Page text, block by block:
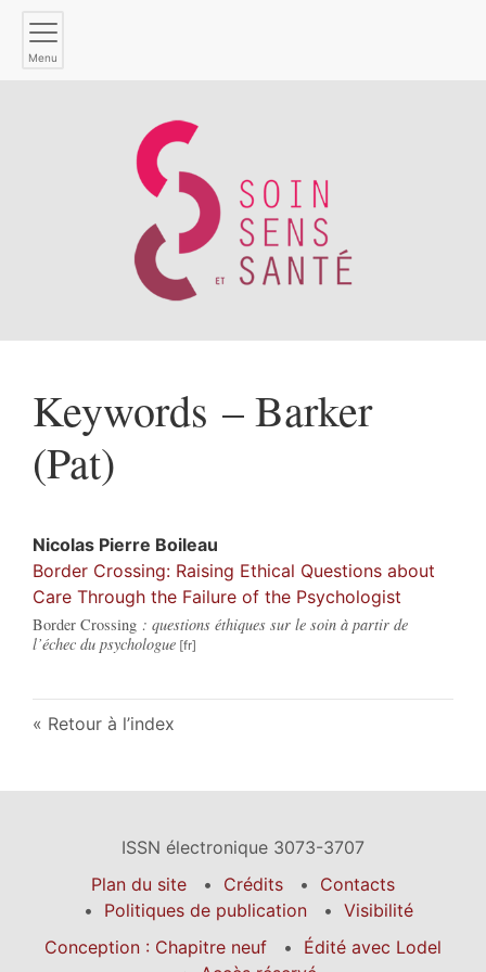
Menu
Keywords – Barker
(Pat)
Nicolas Pierre Boileau
Border Crossing: Raising Ethical Questions about
Care Through the Failure of the Psychologist
Border Crossing : questions éthiques sur le soin à partir de
l’échec du psychologue
Retour à l’index
ISSN électronique 3073-3707
Plan du site
Crédits
Contacts
Politiques de publication
Visibilité
Conception : Chapitre neuf
Édité avec Lodel